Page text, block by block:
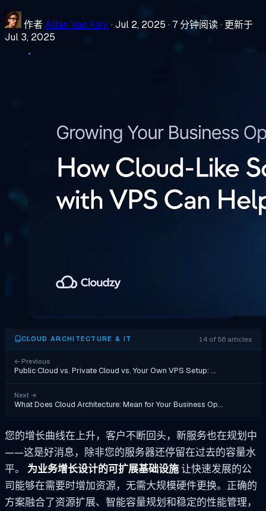
作者Allan Van Kirk ·Jul 2, 2025 · 7 分钟阅读· 更新于
Jul 3, 2025
CLOUD ARCHITECTURE & IT 14 of 56 articles
← Previous
Public Cloud vs. Private Cloud vs. Your Own VPS Setup: …
Next →
What Does Cloud Architecture: Mean for Your Business Op…
您的增长曲线在上升，客户不断回头，新服务也在规划中
——这是好消息，除非您的服务器还停留在过去的容量水
平。 为业务增长设计的可扩展基础设施让快速发展的公
司能够在需要时增加资源，无需大规模硬件更换。正确的
方案融合了资源扩展、智能容量规划和稳定的性能管理，